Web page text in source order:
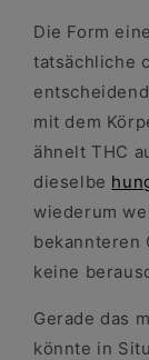
Die Form
tatsächliche
mit dem
ähnelt THC
dieselbe
wiederum
bekannteren
keine
Gerade das
könnte in